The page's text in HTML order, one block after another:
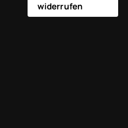
widerrufen